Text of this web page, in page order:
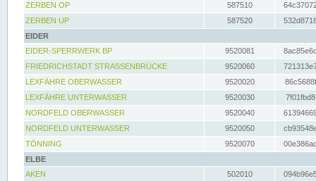
ZERBEN OP
587510
ZERBEN UP
587520
EIDER
EIDER-SPERRWERK BP
9520081
FRIEDRICHSTADT STRASSENBRÜCKE
9520060
LEXFÄHRE OBERWASSER
9520020
LEXFÄHRE UNTERWASSER
9520030
NORDFELD OBERWASSER
9520040
NORDFELD UNTERWASSER
9520050
TÖNNING
9520070
ELBE
AKEN
502010